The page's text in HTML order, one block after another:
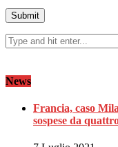
News
Francia, caso
sospese da